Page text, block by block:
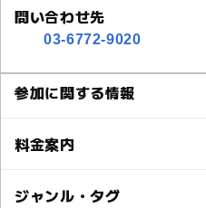
問い合わせ先
03-6772-9020
参加に関する情報
定員
料金案内
子供の料金
ジャンル・タグ